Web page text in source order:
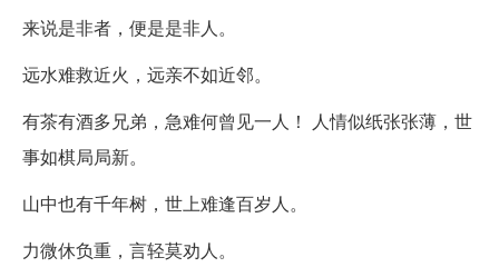
来说是非者，便是是非人。
远水难救近火，远亲不如近邻。
有茶有酒多兄弟，急难何曾见一人！ 人情似纸张张薄，世
事如棋局局新。
山中也有千年树，世上难逢百岁人。
力微休负重，言轻莫劝人。